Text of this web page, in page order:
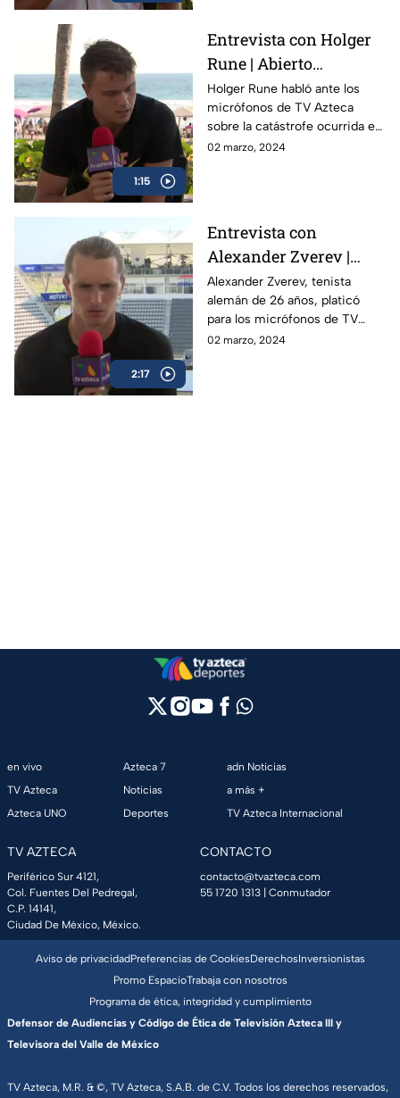
1:15
Entrevista con Holger
Rune | Abierto
Mexicano de Tenis
Holger Rune habló ante los
micrófonos de TV Azteca
sobre la catástrofe ocurrida en
Acapulco y como el Abierto
02 marzo, 2024
2:17
Entrevista con
Alexander Zverev |
Abierto Mexicano de
Tenis
Alexander Zverev, tenista
alemán de 26 años, platicó
para los micrófonos de TV
Azteca Deportes durante su
02 marzo, 2024
en vivo
TV Azteca
Azteca UNO
Azteca 7
Noticias
Deportes
adn Noticias
a más +
TV Azteca Internacional
TV AZTECA
Periférico Sur 4121,
Col. Fuentes Del Pedregal,
C.P. 14141,
Ciudad De México, México.
CONTACTO
contacto@tvazteca.com
55 1720 1313 | Conmutador
TV Azteca, M.R. & ©, TV Azteca, S.A.B. de C.V. Todos los derechos reservados,
Aviso de privacidadPreferencias de CookiesDerechosInversionistas
Promo EspacioTrabaja con nosotros
Programa de ética, integridad y cumplimiento
Defensor de Audiencias y Código de Ética de Televisión Azteca III y
Televisora del Valle de México